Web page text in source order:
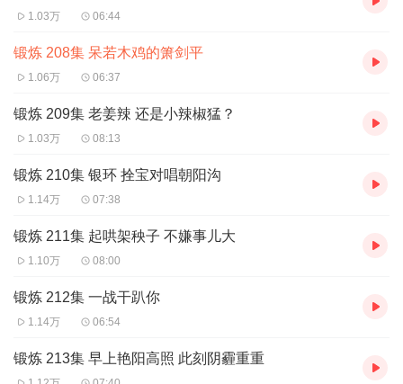
1.03万 06:44
锻炼 208集 呆若木鸡的箫剑平
1.06万 06:37
锻炼 209集 老姜辣 还是小辣椒猛？
1.03万 08:13
锻炼 210集 银环 拴宝对唱朝阳沟
1.14万 07:38
锻炼 211集 起哄架秧子 不嫌事儿大
1.10万 08:00
锻炼 212集 一战干趴你
1.14万 06:54
锻炼 213集 早上艳阳高照 此刻阴霾重重